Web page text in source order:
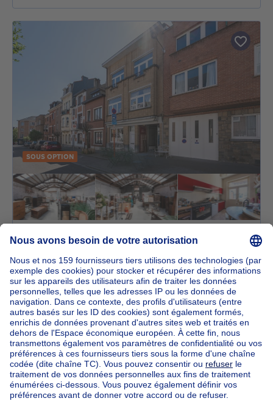
SOUS OPTION
795 000 € 795000€
Immeuble à appartements
190 m²mètres carrés
1200 Woluwe-Saint-Lambert
VENDU ! Gribaumont ! Maison
divisée + Entrepot